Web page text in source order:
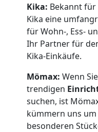
Kika: Bekannt
Kika eine
für Wohn-, Ess-
Ihr Partner für
Kika-Einkäufe.
Mömax: Wenn
trendigen
suchen, ist
kümmern uns
besonderen